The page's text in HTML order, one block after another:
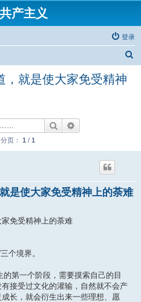
产主义
登录
，就是使大家免受精神
搜索
页： 1 / 1
是使大家免受精神上的荼难
免受精神上的荼难
个境界。
的第一个阶段，需要摸索自己的目
接受过文化的灌输，自然就不会产
长，就会衍生出来一些理想、愿